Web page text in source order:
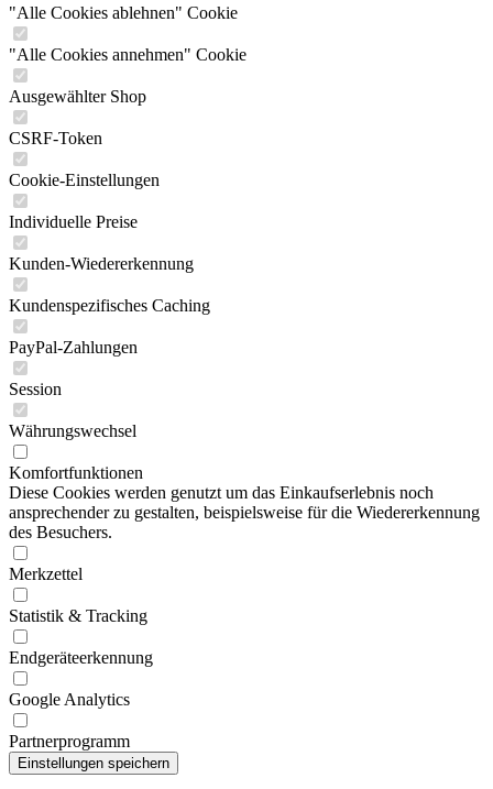
"Alle Cookies ablehnen" Cookie
"Alle Cookies annehmen" Cookie
Ausgewählter Shop
CSRF-Token
Cookie-Einstellungen
Individuelle Preise
Kunden-Wiedererkennung
Kundenspezifisches Caching
PayPal-Zahlungen
Session
Währungswechsel
Komfortfunktionen
Diese Cookies werden genutzt um das Einkaufserlebnis noch
ansprechender zu gestalten, beispielsweise für die Wiedererkennung
des Besuchers.
Merkzettel
Statistik & Tracking
Endgeräteerkennung
Google Analytics
Partnerprogramm